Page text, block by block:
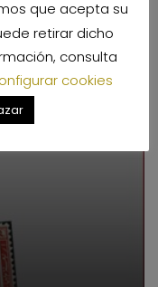
que acepta su
retirar dicho
consulta
cookies